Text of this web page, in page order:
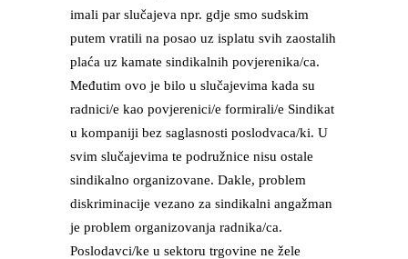
imali par slučajeva npr. gdje smo sudskim
putem vratili na posao uz isplatu svih zaostalih
plaća uz kamate sindikalnih povjerenika/ca.
Međutim ovo je bilo u slučajevima kada su
radnici/e kao povjerenici/e formirali/e Sindikat
u kompaniji bez saglasnosti poslodvaca/ki. U
svim slučajevima te podružnice nisu ostale
sindikalno organizovane. Dakle, problem
diskriminacije vezano za sindikalni angažman
je problem organizovanja radnika/ca.
Poslodavci/ke u sektoru trgovine ne žele